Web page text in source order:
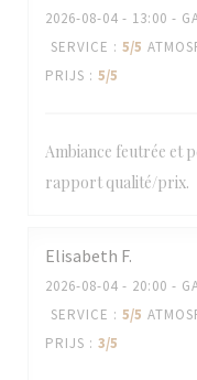
2026-08-04 - 13:00 -
SERVICE : 5/5
PRIJS : 5/5
Ambiance feutrée et
rapport qualité/prix.
Elisabeth F
2026-08-04 - 20:00 -
SERVICE : 5/5
PRIJS : 3/5